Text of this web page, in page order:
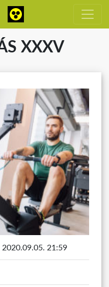
XXXV
21:59